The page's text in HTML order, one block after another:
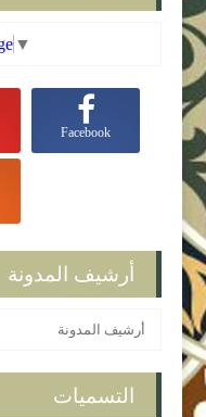
▼
Facebook
أرشيف المدونة
التسميات